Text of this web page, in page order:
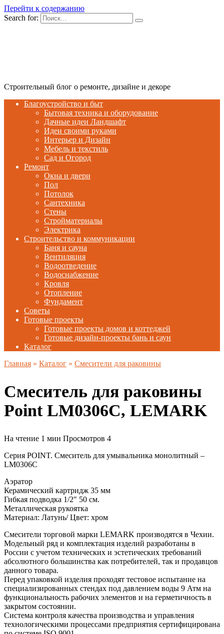
Перейти к содержанию
Search for:
Строительный блог о ремонте, дизайне и декоре
Благоустройство и быт
Бытовая техника и оборудование
Дачные идеи Ландшафт
Идеи своими руками
Интерьер и Дизайн
Мебель и текстиль
Сад и Огород
Ремонт
Окна и двери
Пол
Потолок
Сантехника
Стены
Стройматериалы
Электрика
Строительство и коммуникации
Баня и сауна
Вентиляция
Водоотведение
Водоснабжение
Кровля
Отопление
Фундамент
Советы
Готовые проекты
Готовые проекты домов и коттеджей
Готовые дизайн-проекты бань и саун
Каталог
Главная » Каталог » Смесители для раковины
Смеситель для раковины
Point LM0306C, LEMARK
На чтение 1 мин Просмотров 4
Серия POINT. Смеситель для умывальника монолитный –
LM0306C
Аэратор
Керамический картридж 35 мм
Гибкая подводка 1/2″ 50 см.
Металлическая рукоятка
Материал: Латунь/ Цвет: хром
Смесители торговой марки LEMARK производятся в Чехии.
Модельный ряд и комплектация изделий разработаны в
России с учетом технических и эстетических требований
абсолютного большинства как потребителей, так и продавцов
данного товара.
Перед упаковкой изделия проходят тестовое испытание на
специализированных стендах под давлением воды 9 Атм на
функциональность рабочих элементов и на герметичность в
закрытом состоянии.
Система контроля качества производства и управления
технологическими процессами предприятия сертифицирована